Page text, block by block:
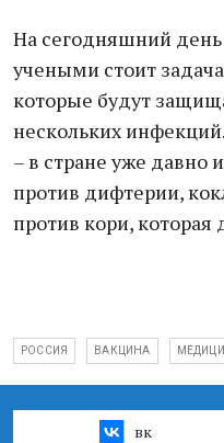
На сегодняшний
учеными стоит
которые будут
нескольких
– в стране уже давно
против дифтерии,
против кори,
РОССИЯ ВАКЦИНА
вк